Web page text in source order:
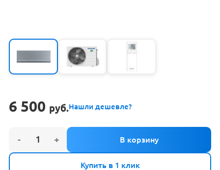
6 500 руб.Нашли дешевле?
Купить в 1 клик